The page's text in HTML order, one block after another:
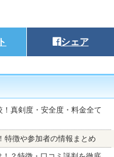
シェア
！真剣度・安全度・料金全て
特徴や参加者の情報まとめ